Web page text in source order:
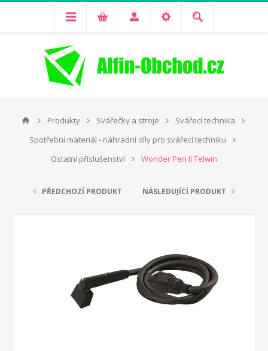
Produkty Svářečky a stroje
Svářecí technika
Spotřební materiál - náhradní díly pro svářecí techniku
Ostatní příslušenství
Wonder Pen II Telwin
PŘEDCHOZÍ PRODUKT NÁSLEDUJÍCÍ PRODUKT